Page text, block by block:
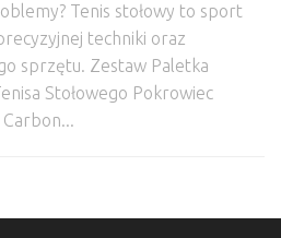
Tenis stołowy to sport
techniki oraz
sprzętu. Zestaw Paletka
Stołowego Pokrowiec
Carbon...